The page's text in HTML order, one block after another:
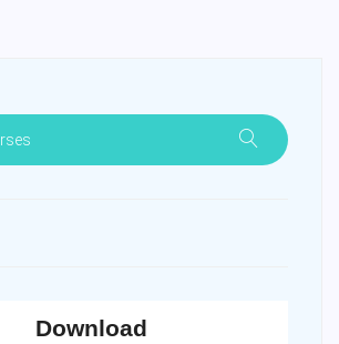
Download